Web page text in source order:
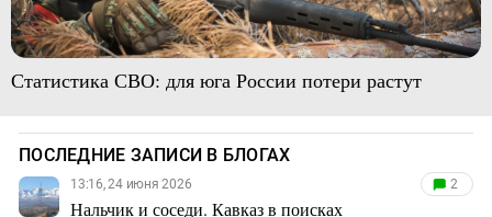
Статистика СВО: для юга России потери растут
ПОСЛЕДНИЕ ЗАПИСИ В БЛОГАХ
13:16, 24 июня 2026
Нальчик и соседи. Кавказ в поисках
2